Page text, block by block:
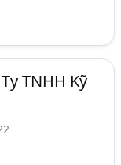
TNHH Kỹ